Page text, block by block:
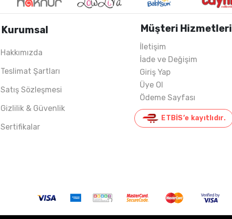
Kurumsal
Hakkımızda
Teslimat Şartları
Satış Sözleşmesi
Gizlilik & Güvenlik
Sertifikalar
Müşteri Hizmetleri
İletişim
İade ve Değişim
Giriş Yap
Üye Ol
Ödeme Sayfası
ETBİS’e kayıtlıdır.